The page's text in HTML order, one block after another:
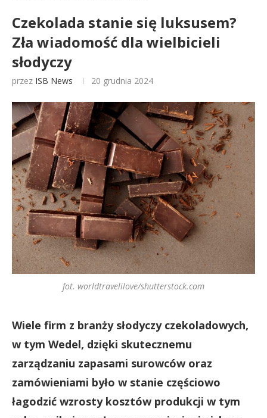
Czekolada stanie się luksusem?
Zła wiadomość dla wielbicieli
słodyczy
przez ISB News 20 grudnia 2024
fot. worldtravelilove/shutterstock.com
Wiele firm z branży słodyczy czekoladowych,
w tym Wedel, dzięki skutecznemu
zarządzaniu zapasami surowców oraz
zamówieniami było w stanie częściowo
łagodzić wzrosty kosztów produkcji w tym